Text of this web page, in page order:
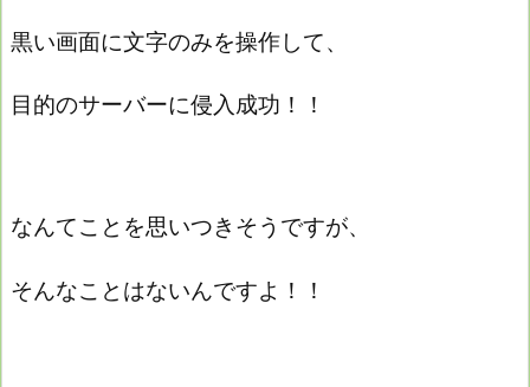
黒い画面に文字のみを操作して、
目的のサーバーに侵入成功！！
なんてことを思いつきそうですが、
そんなことはないんですよ！！